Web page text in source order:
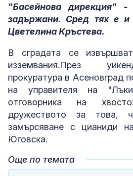
"Басейнова дирекция"
задържани. Сред тях e и
Цветелина Кръстева.
В сградата се
изземвания.През
прокуратура в Асеновград
на управителя на
отговорника на
дружеството за това,
замърсяване с цианиди
Юговска.
Още по темата